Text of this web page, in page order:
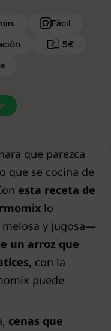
Fácil
5€
que parezca
que se cocina de
esta receta de
lo
y jugosa—
un arroz que
con la
puede
cenas que